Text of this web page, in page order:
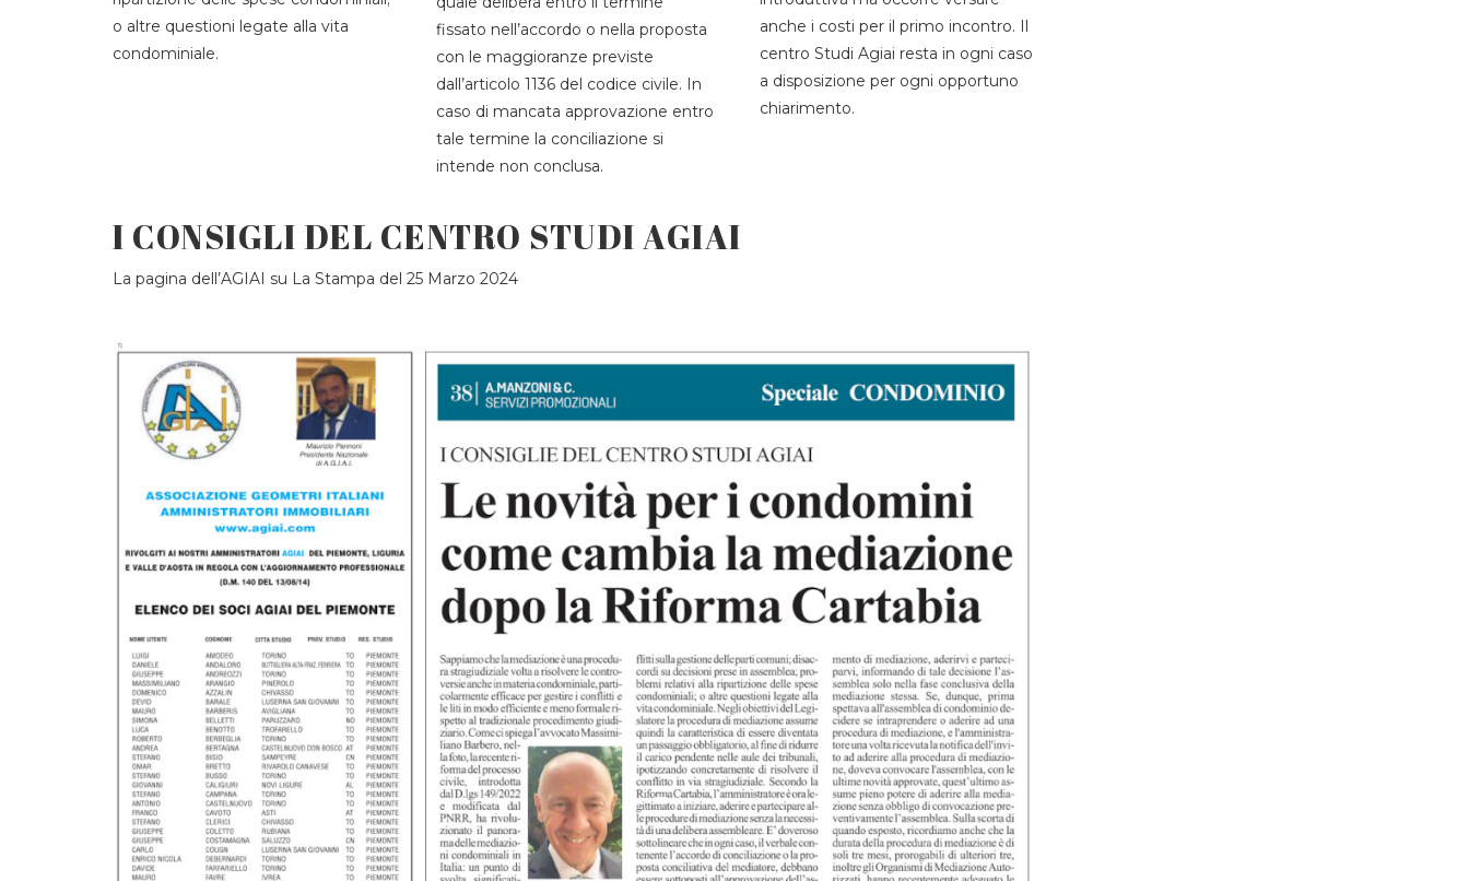
o altre questioni legate alla vita
condominiale.
fissato nell’accordo o nella proposta
con le maggioranze previste
dall’articolo 1136 del codice civile. In
caso di mancata approvazione entro
tale termine la conciliazione si
intende non conclusa.
anche i costi per il primo incontro. Il
centro Studi Agiai resta in ogni caso
a disposizione per ogni opportuno
chiarimento.
I CONSIGLI DEL CENTRO STUDI AGIAI
La pagina dell’AGIAI su La Stampa del 25 Marzo 2024